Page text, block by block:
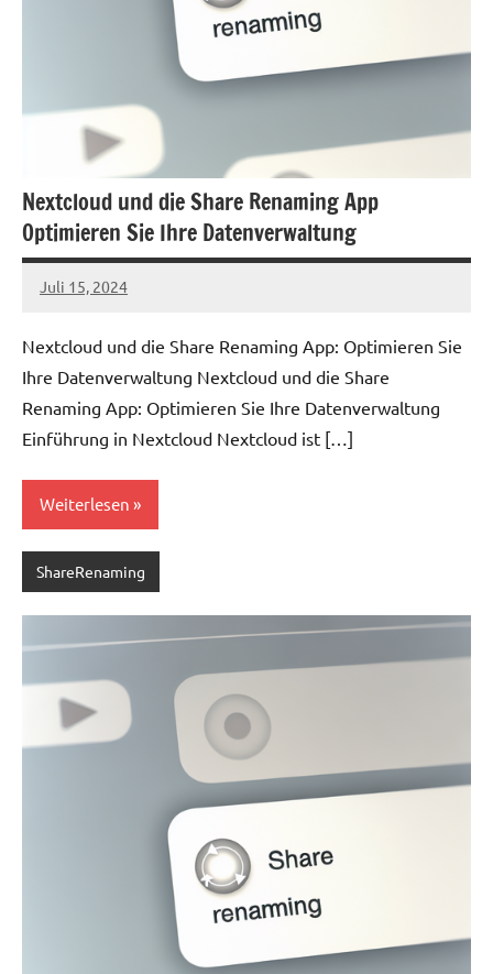
Nextcloud und die Share Renaming App
Optimieren Sie Ihre Datenverwaltung
Juli 15, 2024
admin
Nextcloud und die Share Renaming App: Optimieren Sie
Ihre Datenverwaltung Nextcloud und die Share
Renaming App: Optimieren Sie Ihre Datenverwaltung
Einführung in Nextcloud Nextcloud ist […]
Weiterlesen
ShareRenaming